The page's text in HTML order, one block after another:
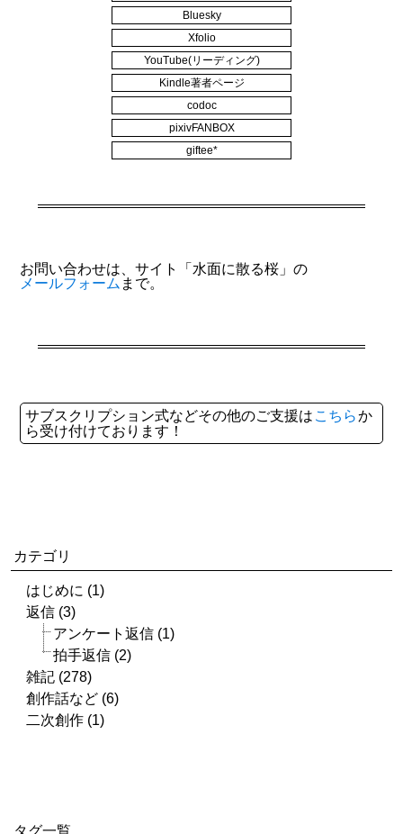
Bluesky
Xfolio
YouTube(リーディング)
Kindle著者ページ
codoc
pixivFANBOX
giftee*
お問い合わせは、サイト「水面に散る桜」の
メールフォーム まで。
サブスクリプション式などその他のご支援は こちらか
ら受け付けております！
カテゴリ
はじめに (1)
返信 (3)
アンケート返信 (1)
拍手返信 (2)
雑記 (278)
創作話など (6)
二次創作 (1)
タグ一覧